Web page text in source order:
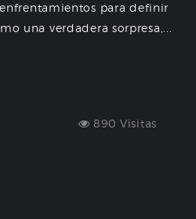
para definir
una verdadera sorpresa,...
890 Visitas